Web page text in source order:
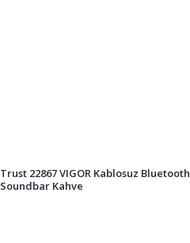
Trust 22867 VIGOR Kablosuz Bluetooth
Soundbar Kahve